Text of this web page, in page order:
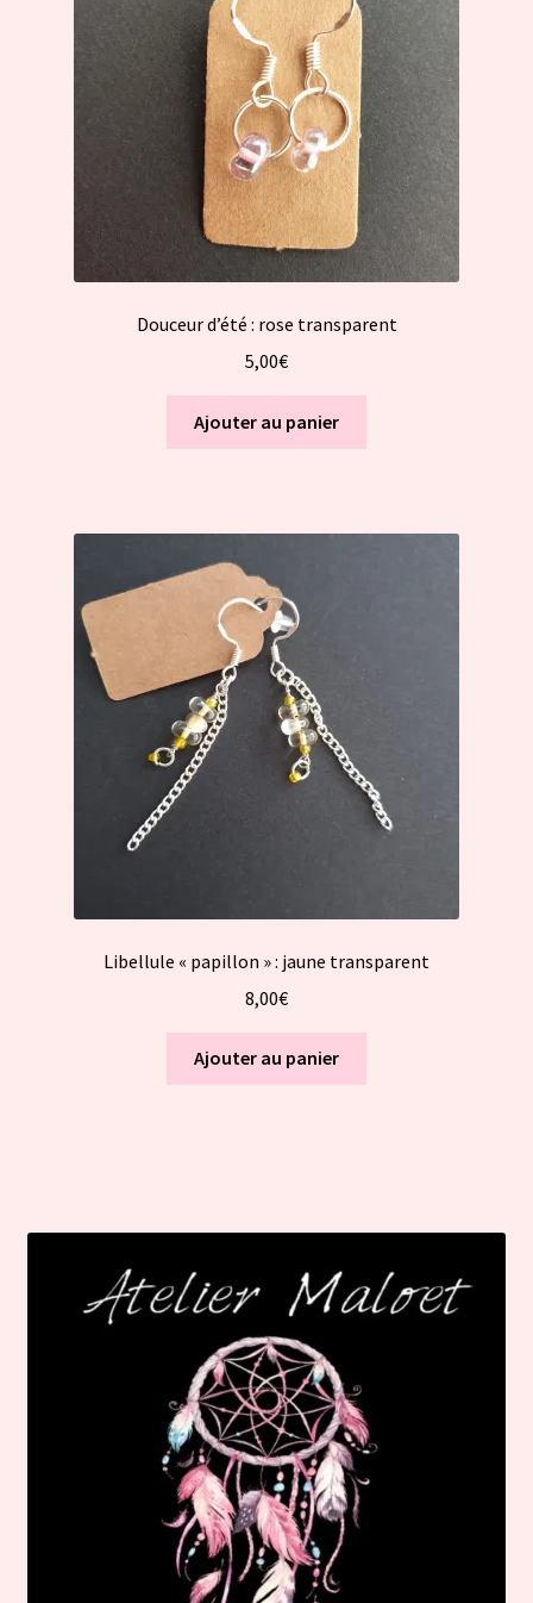
Douceur d’été : rose transparent
5,00€
Ajouter au panier
Libellule « papillon » : jaune transparent
8,00€
Ajouter au panier